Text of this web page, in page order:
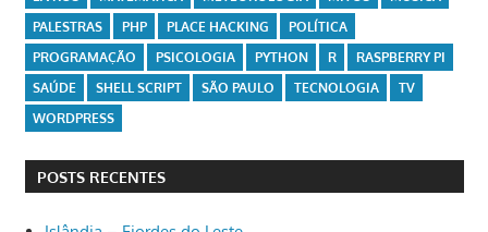
PALESTRAS
PHP PLACE HACKING
POLÍTICA
PROGRAMAÇÃO
PSICOLOGIA PYTHON R
RASPBERRY PI
SAÚDE
SHELL SCRIPT SÃO PAULO TECNOLOGIA
TV
WORDPRESS
POSTS RECENTES